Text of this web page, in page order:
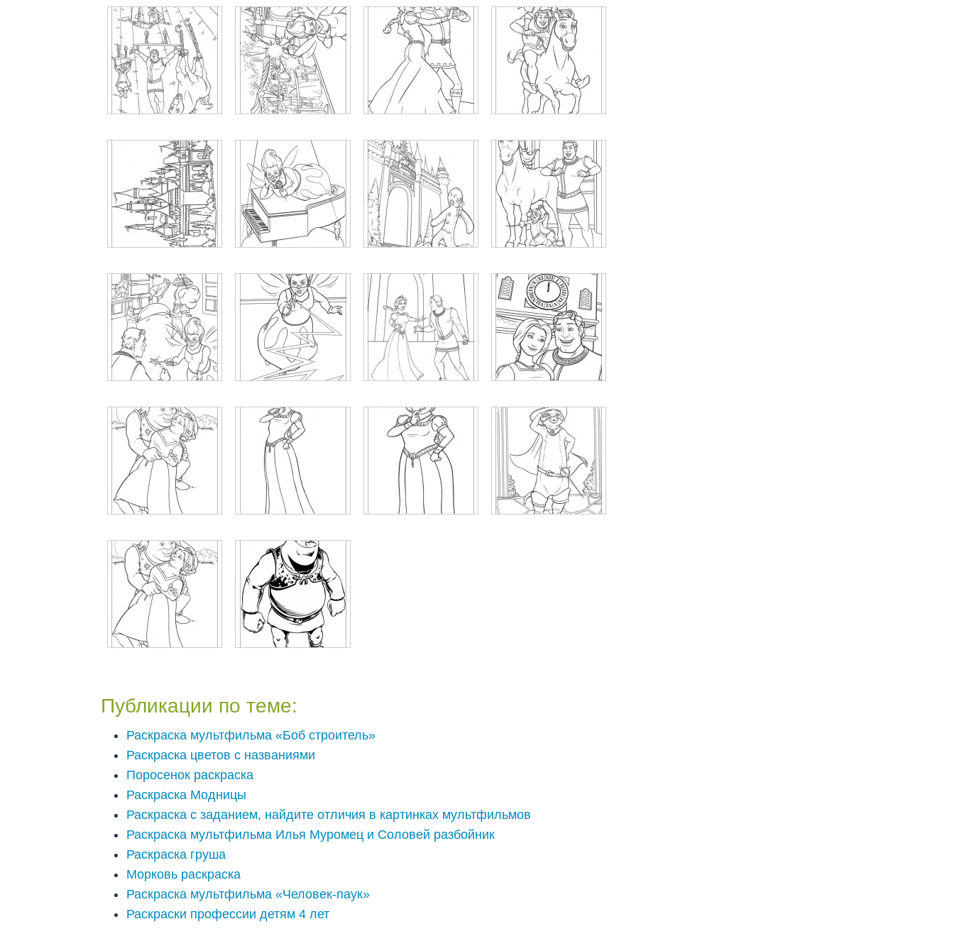
Публикации по теме:
Раскраска мультфильма «Боб строитель»
Раскраска цветов с названиями
Поросенок раскраска
Раскраска Модницы
Раскраска с заданием, найдите отличия в картинках мультфильмов
Раскраска мультфильма Илья Муромец и Соловей разбойник
Раскраска груша
Морковь раскраска
Раскраска мультфильма «Человек-паук»
Раскраски профессии детям 4 лет